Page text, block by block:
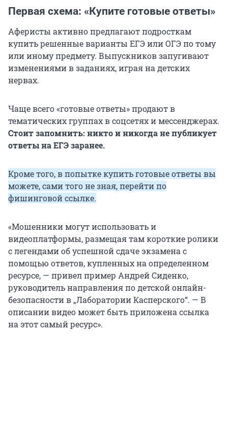
Первая схема: «Купите готовые ответы»
Аферисты активно предлагают подросткам
купить решенные варианты ЕГЭ или ОГЭ по тому
или иному предмету. Выпускников запугивают
изменениями в заданиях, играя на детских
нервах.
Чаще всего «готовые ответы» продают в
тематических группах в соцсетях и мессенджерах.
Стоит запомнить: никто и никогда не публикует
ответы на ЕГЭ заранее.
Кроме того, в попытке купить готовые ответы вы
можете, сами того не зная, перейти по
фишинговой ссылке.
«Мошенники могут использовать и
видеоплатформы, размещая там короткие ролики
с легендами об успешной сдаче экзамена с
помощью ответов, купленных на определенном
ресурсе, — привел пример Андрей Сиденко,
руководитель направления по детской онлайн-
безопасности в „Лаборатории Касперского“. — В
описании видео может быть приложена ссылка
на этот самый ресурс».